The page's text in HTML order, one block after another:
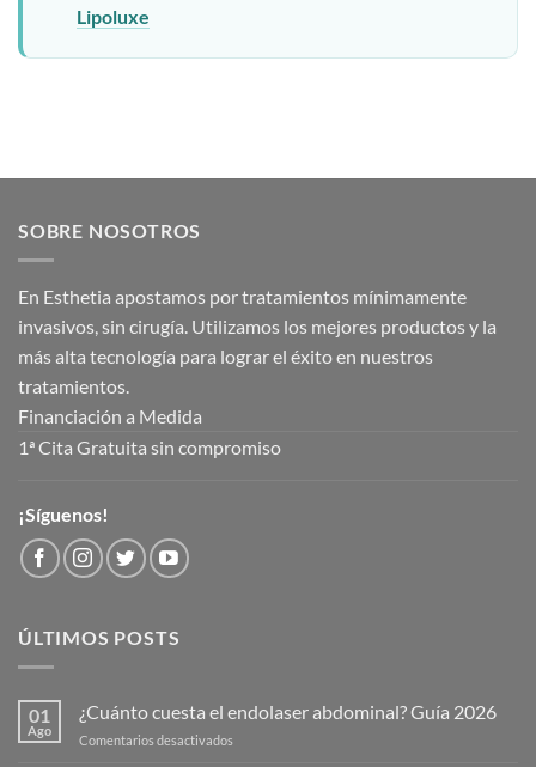
Lipoluxe
SOBRE NOSOTROS
En Esthetia apostamos por tratamientos mínimamente
invasivos, sin cirugía. Utilizamos los mejores productos y la
más alta tecnología para lograr el éxito en nuestros
tratamientos.
Financiación a Medida
1ª Cita Gratuita sin compromiso
¡Síguenos!
ÚLTIMOS POSTS
01
Ago
¿Cuánto cuesta el endolaser abdominal? Guía 2026
Comentarios desactivados